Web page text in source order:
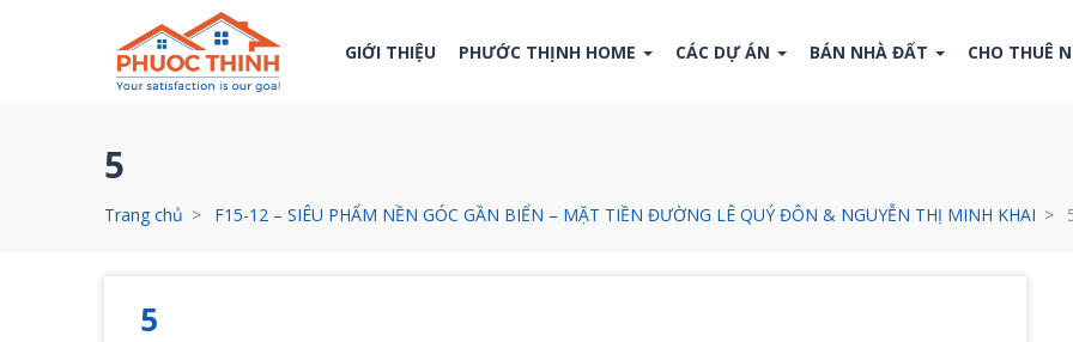
GIỚI THIỆU PHƯỚC THỊNH HOME CÁC DỰ ÁN BÁN NHÀ ĐẤT CHO THUÊ
5
Trang chủ F15-12 – SIÊU PHẨM NỀN GÓC GẦN BIỂN – MẶT TIỀN ĐƯỜNG LÊ QUÝ ĐÔN & NGUYỄN THỊ MINH KHAI
5